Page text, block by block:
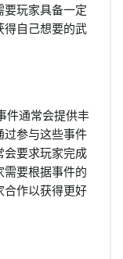
玩家具备一定
得自己想要的武
件通常会提供丰
过参与这些事件
会要求玩家完成
要根据事件的
合作以获得更好